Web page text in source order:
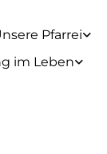
Pfarrei
im Leben